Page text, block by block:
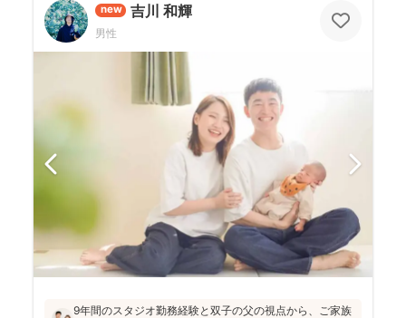
new 吉川 和輝
男性
9年間のスタジオ勤務経験と双子の父の視点から、ご家族